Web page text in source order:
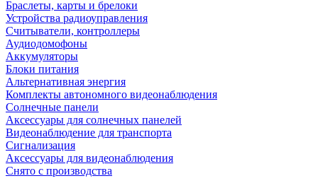
Браслеты, карты и брелоки
Устройства радиоуправления
Считыватели, контроллеры
Аудиодомофоны
Аккумуляторы
Блоки питания
Альтернативная энергия
Комплекты автономного видеонаблюдения
Солнечные панели
Аксессуары для солнечных панелей
Видеонаблюдение для транспорта
Сигнализация
Аксессуары для видеонаблюдения
Снято с производства